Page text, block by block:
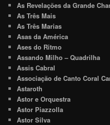
As Revelações da Grande
As Três Mais
As Três Marias
Asas da América
Ases do Ritmo
Assando Milho – Quadrilha
Assis Cabral
Associação de Canto Coral
Astaroth
Astor e Orquestra
Astor Piazzolla
Astor Silva